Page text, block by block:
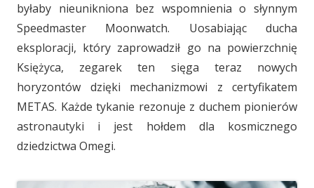
byłaby nieunikniona bez wspomnienia o słynnym
Speedmaster Moonwatch. Uosabiając ducha
eksploracji, który zaprowadził go na powierzchnię
Księżyca, zegarek ten sięga teraz nowych
horyzontów dzięki mechanizmowi z certyfikatem
METAS. Każde tykanie rezonuje z duchem pionierów
astronautyki i jest hołdem dla kosmicznego
dziedzictwa Omegi.